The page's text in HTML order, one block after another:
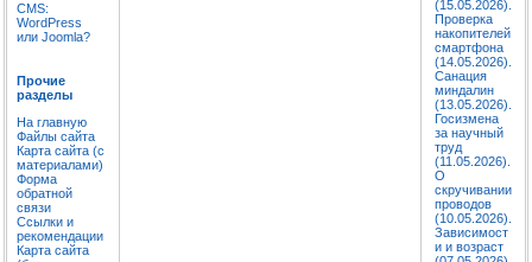
CMS:
WordPress
или Joomla?
Прочие
разделы
На главную
Файлы сайта
Карта сайта (с
материалами)
Форма
обратной
связи
Ссылки и
рекомендации
Карта сайта
(15.05.2026).
Проверка
накопителей
смартфона
(14.05.2026).
Санация
миндалин
(13.05.2026).
Госизмена
за научный
труд
(11.05.2026).
О
скручивании
проводов
(10.05.2026).
Зависимост
и и возраст